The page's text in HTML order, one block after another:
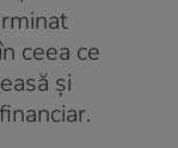
ceea ce
și